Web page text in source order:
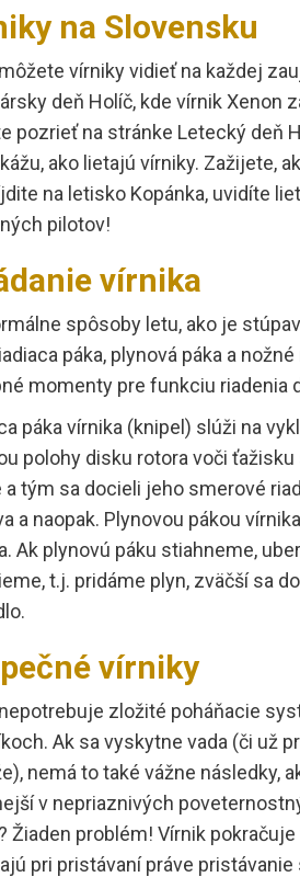
na Slovensku
vírniky vidieť na každej
deň Holíč, kde vírnik Xenon
pozrieť na stránke Letecký deň
ako lietajú vírniky. Zažijete,
na letisko Kopánka, uvidíte
pilotov!
vírnika
spôsoby letu, ako je
páka, plynová páka a
momenty pre funkciu riadenia
páka vírnika (knipel) slúži na
polohy disku rotora voči
a tým sa docieli jeho smerové
a naopak. Plynovou pákou
Ak plynovú páku stiahneme,
t.j. pridáme plyn, zväčší sa
vírniky
zložité poháňacie
Ak sa vyskytne vada (či už
nemá to také vážne následky,
v nepriaznivých
Žiaden problém! Vírnik
pri pristávaní práve